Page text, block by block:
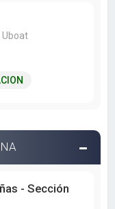
Uboat
- Sección